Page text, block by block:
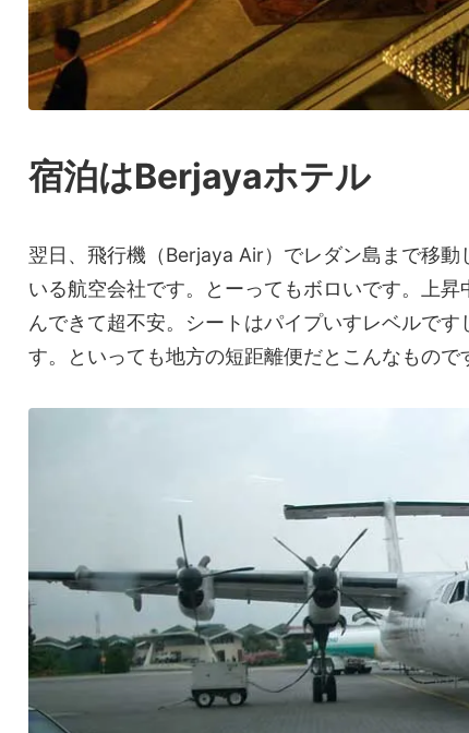
宿泊はBerjayaホテル
翌日、飛行機（Berjaya Air）でレダン島まで移
いる航空会社です。とーってもボロいです。上
んできて超不安。シートはパイプいすレベルで
す。といっても地方の短距離便だとこんなもので